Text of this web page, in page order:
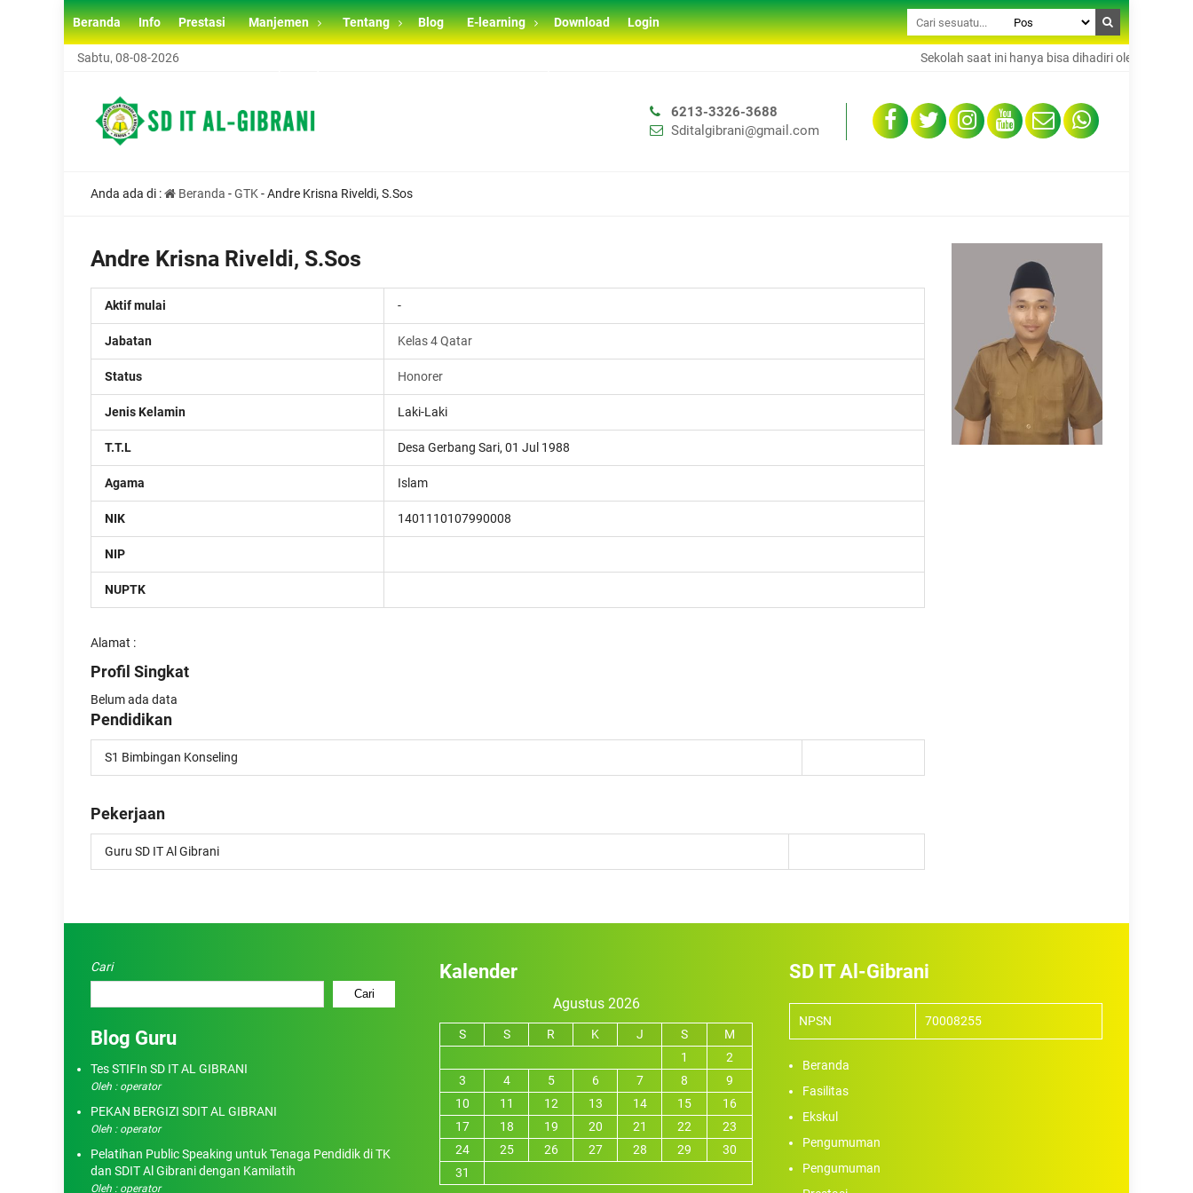
Beranda Info Prestasi Manjemen Tentang Blog E-learning Download Login
SISTEM PENERIMAAN MURID BARU (SPMB) SD IT AL GIBRANI TAHUN AJARAN 2026/2027
Sabtu, 08-08-2026 Sekolah saat ini hanya bisa dihadiri oleh 50% dari
6213-3326-3688
Sditalgibrani@gmail.com
Anda ada di : Beranda -GTK -Andre Krisna Riveldi, S.Sos
Andre Krisna Riveldi, S.Sos
Aktif mulai -
Jabatan Kelas 4 Qatar
Status Honorer
Jenis Kelamin Laki-Laki
T.T.L Desa Gerbang Sari, 01 Jul 1988
Agama Islam
NIK 1401110107990008
NIP
NUPTK
Alamat :
Profil Singkat
Belum ada data
Pendidikan
S1 Bimbingan Konseling
Pekerjaan
Guru SD IT Al Gibrani
Cari
Cari
Blog Guru
Tes STIFIn SD IT AL GIBRANI
Oleh : operator
PEKAN BERGIZI SDIT AL GIBRANI
Oleh : operator
Pelatihan Public Speaking untuk Tenaga Pendidik di TK
dan SDIT Al Gibrani dengan Kamilatih
Oleh : operator
Kalender
Agustus 2026
S S R K J S
M
1
2
3
4 5 6 7 8
9
10
11 12 13 14 15
16
17
18 19 20 21 22
23
24
25 26 27 28 29
30
31
SD IT Al-Gibrani
NPSN 70008255
Beranda
Fasilitas
Ekskul
Pengumuman
Pengumuman